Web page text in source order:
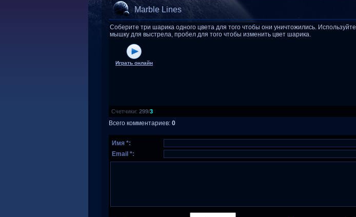
Marble Lines
Соберите три шарика одного цвета для того чтобы они уничтожились. Используйте
мышку для выстрела, пробел для того чтобы изменить цвет шарика.
Играть онлайн
Счетчики: 299/3
Всего комментариев: 0
Имя *:
Email *: